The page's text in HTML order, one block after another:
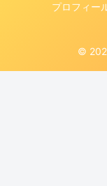
プロフィー
©